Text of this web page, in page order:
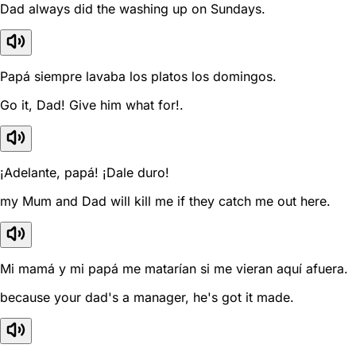
Dad always did the washing up on Sundays.
Papá siempre lavaba los platos los domingos.
Go it, Dad! Give him what for!.
¡Adelante, papá! ¡Dale duro!
my Mum and Dad will kill me if they catch me out here.
Mi mamá y mi papá me matarían si me vieran aquí afuera.
because your dad's a manager, he's got it made.